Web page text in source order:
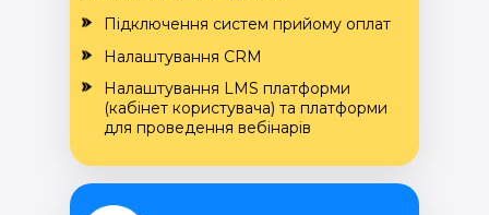
Підключення систем прийому оплат
Налаштування LMS платформи
(кабінет користувача) та платформи
для проведення вебінарів
Налаштування CRM